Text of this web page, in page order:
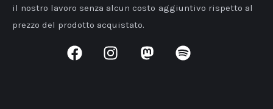
il nostro lavoro senza alcun costo aggiuntivo rispetto al
prezzo del prodotto acquistato.